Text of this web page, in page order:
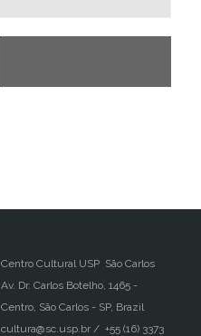
Centro Cultural USP São Carlos
Av. Dr. Carlos Botelho, 1465 -
Centro, São Carlos - SP, Brazil
cultura@sc.usp.br / +55 (16) 3373